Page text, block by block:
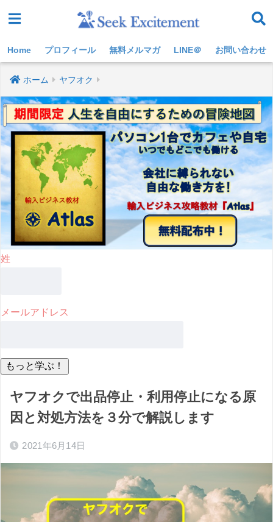
Home プロフィール 無料メルマガ LINE＠ お問い合わせ
ホーム ヤフオク
姓
メールアドレス
ヤフオクで出品停止・利用停止になる原
因と対処方法を３分で解説します
2021年6月14日